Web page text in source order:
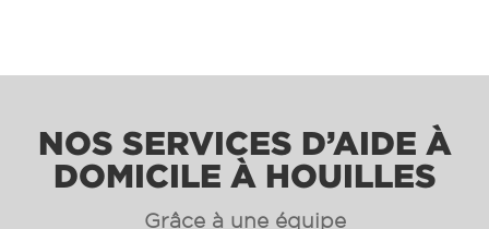
NOS SERVICES D’AIDE À
DOMICILE À HOUILLES
Grâce à une équipe